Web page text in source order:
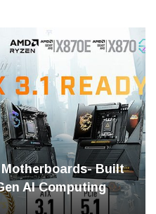
Motherboards- Built
AI Computing